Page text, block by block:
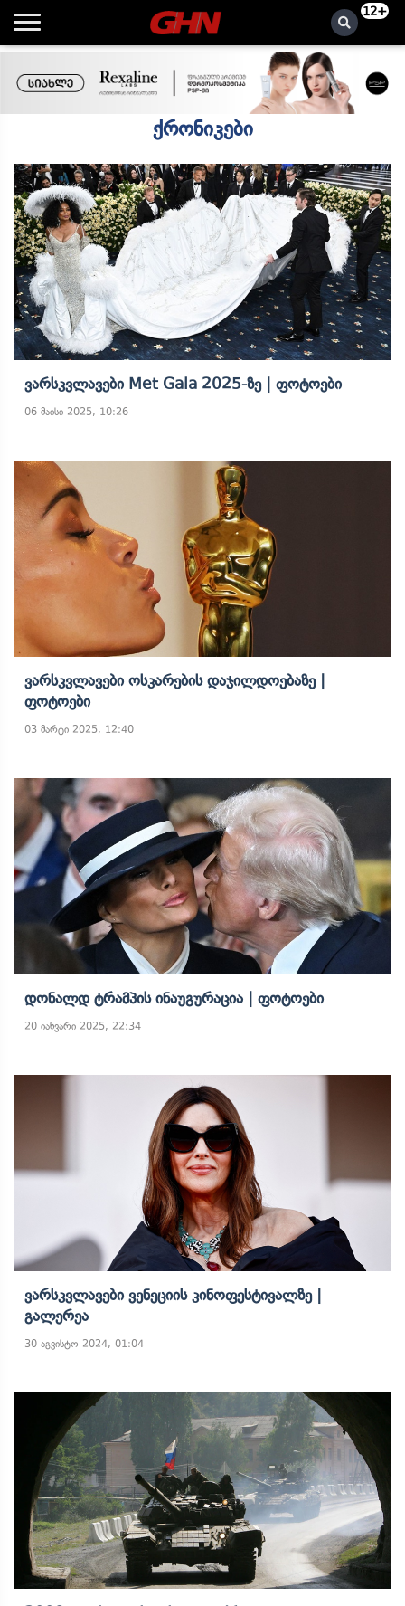
12+
ქრონიკები
Ვარსკვლავები Met Gala 2025-Ზე | Ფოტოები
06 მაისი 2025, 10:26
Ვარსკვლავები Ოსკარების Დაჯილდოებაზე |
Ფოტოები
03 მარტი 2025, 12:40
Დონალდ Ტრამპის Ინაუგურაცია | Ფოტოები
20 იანვარი 2025, 22:34
Ვარსკვლავები Ვენეციის Კინოფესტივალზე |
Გალერეა
30 აგვისტო 2024, 01:04